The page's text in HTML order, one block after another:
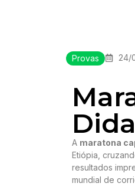
Provas 24/
A maratona
Etiópia,
resultados
mundial de